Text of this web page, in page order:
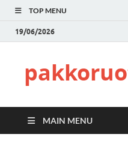
TOP MENU
19/06/2026
MAIN MENU